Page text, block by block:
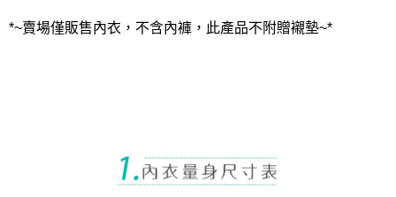
*~賣場僅販售內衣，不含內褲，此產品不附贈襯墊~*